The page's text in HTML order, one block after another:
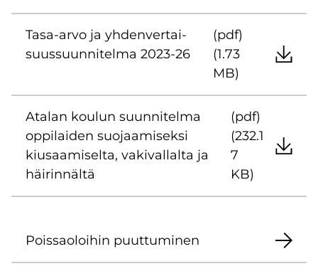
Tasa-​arvo ja yh­den­ver­tai­
suus­suun­ni­tel­ma 2023-26
(pdf)
(1.73
MB)
Ata­lan kou­lun suun­ni­tel­ma
op­pi­lai­den suo­jaa­mi­sek­si
kiusaa­mi­sel­ta, va­ki­val­lal­ta ja
häi­rin­näl­tä
(pdf)
(232.1
7
KB)
Pois­sao­loi­hin puut­tu­mi­nen